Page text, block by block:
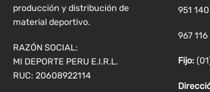
producción y distribución de
material deportivo.
RAZÓN SOCIAL:
MI DEPORTE PERU E.I.R.L.
RUC: 20608922114
951
967
Fijo: